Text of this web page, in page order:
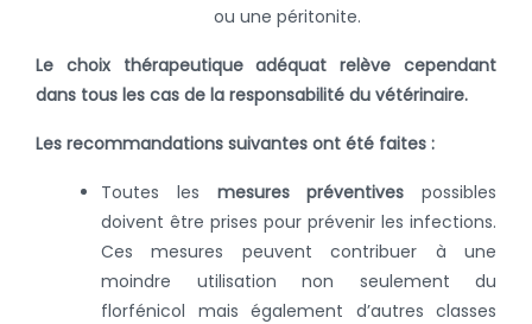
ou une péritonite.
Le choix thérapeutique adéquat relève cependant
dans tous les cas de la responsabilité du vétérinaire.
Les recommandations suivantes ont été faites :
Toutes les mesures préventives possibles
doivent être prises pour prévenir les infections.
Ces mesures peuvent contribuer à une
moindre utilisation non seulement du
florfénicol mais également d’autres classes